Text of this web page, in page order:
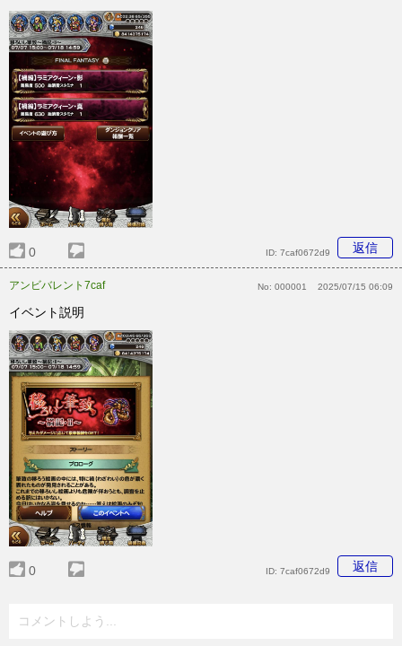
0 返信
ID: 7caf0672d9
アンビバレント7caf No: 000001 2025/07/15 06:09
イベント説明
0 返信
ID: 7caf0672d9
コメントしよう...